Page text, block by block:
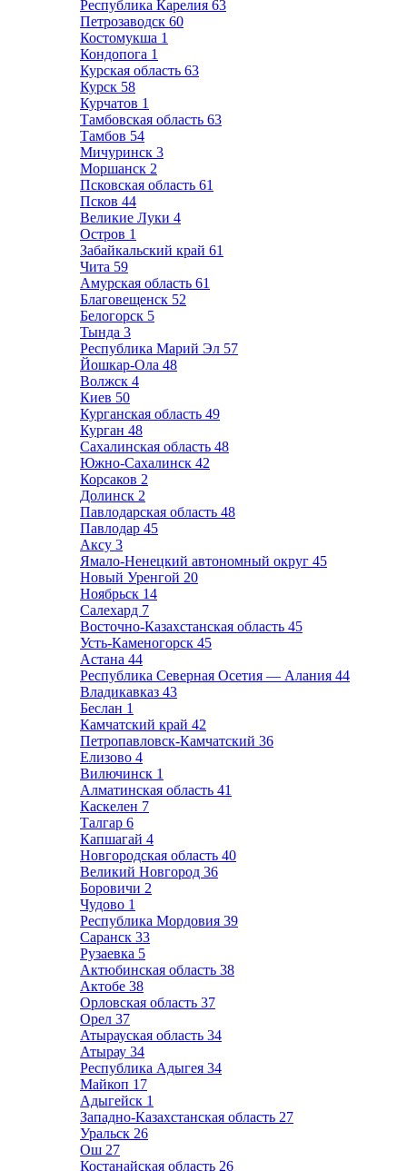
Республика Карелия 63
Петрозаводск 60
Костомукша 1
Кондопога 1
Курская область 63
Курск 58
Курчатов 1
Тамбовская область 63
Тамбов 54
Мичуринск 3
Моршанск 2
Псковская область 61
Псков 44
Великие Луки 4
Остров 1
Забайкальский край 61
Чита 59
Амурская область 61
Благовещенск 52
Белогорск 5
Тында 3
Республика Марий Эл 57
Йошкар-Ола 48
Волжск 4
Киев 50
Курганская область 49
Курган 48
Сахалинская область 48
Южно-Сахалинск 42
Корсаков 2
Долинск 2
Павлодарская область 48
Павлодар 45
Аксу 3
Ямало-Ненецкий автономный округ 45
Новый Уренгой 20
Ноябрьск 14
Салехард 7
Восточно-Казахстанская область 45
Усть-Каменогорск 45
Астана 44
Республика Северная Осетия — Алания 44
Владикавказ 43
Беслан 1
Камчатский край 42
Петропавловск-Камчатский 36
Елизово 4
Вилючинск 1
Алматинская область 41
Каскелен 7
Талгар 6
Капшагай 4
Новгородская область 40
Великий Новгород 36
Боровичи 2
Чудово 1
Республика Мордовия 39
Саранск 33
Рузаевка 5
Актюбинская область 38
Актобе 38
Орловская область 37
Орел 37
Атырауская область 34
Атырау 34
Республика Адыгея 34
Майкоп 17
Адыгейск 1
Западно-Казахстанская область 27
Уральск 26
Ош 27
Костанайская область 26